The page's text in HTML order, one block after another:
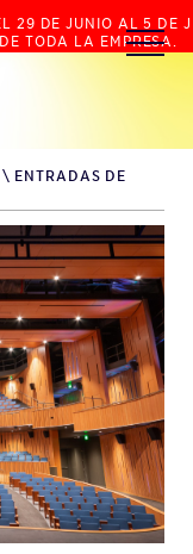
29 DE JUNIO AL 5 DE
TODA LA EMPRESA.
\ ENTRADAS DE